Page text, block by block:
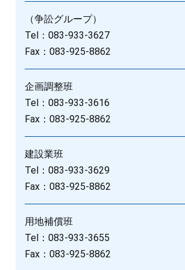
（争訟グループ）
Tel：083-933-3627
Fax：083-925-8862
企画調整班
Tel：083-933-3616
Fax：083-925-8862
建設業班
Tel：083-933-3629
Fax：083-925-8862
用地補償班
Tel：083-933-3655
Fax：083-925-8862